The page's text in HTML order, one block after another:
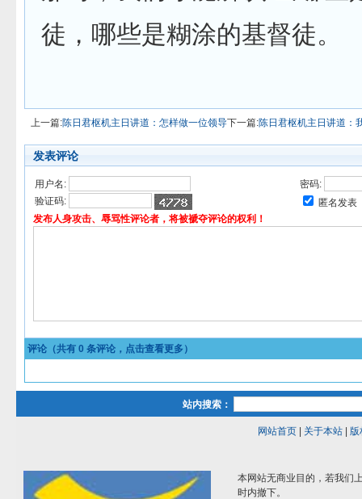
徒，哪些是糊涂的基督徒。
上一篇:陈日君枢机主日讲道：怎样做一位领导下一篇:陈日君枢机主日讲道
发表评论
用户名:
密码:
验证码:
匿名发表
发布人身攻击、辱骂性评论者，将被褫夺评论的权利！
评论（共有 0 条评论，点击查看更多）
站内搜索：
网站首页| 关于本站| 版
本网站无商业目的，若我们
时内撤下。